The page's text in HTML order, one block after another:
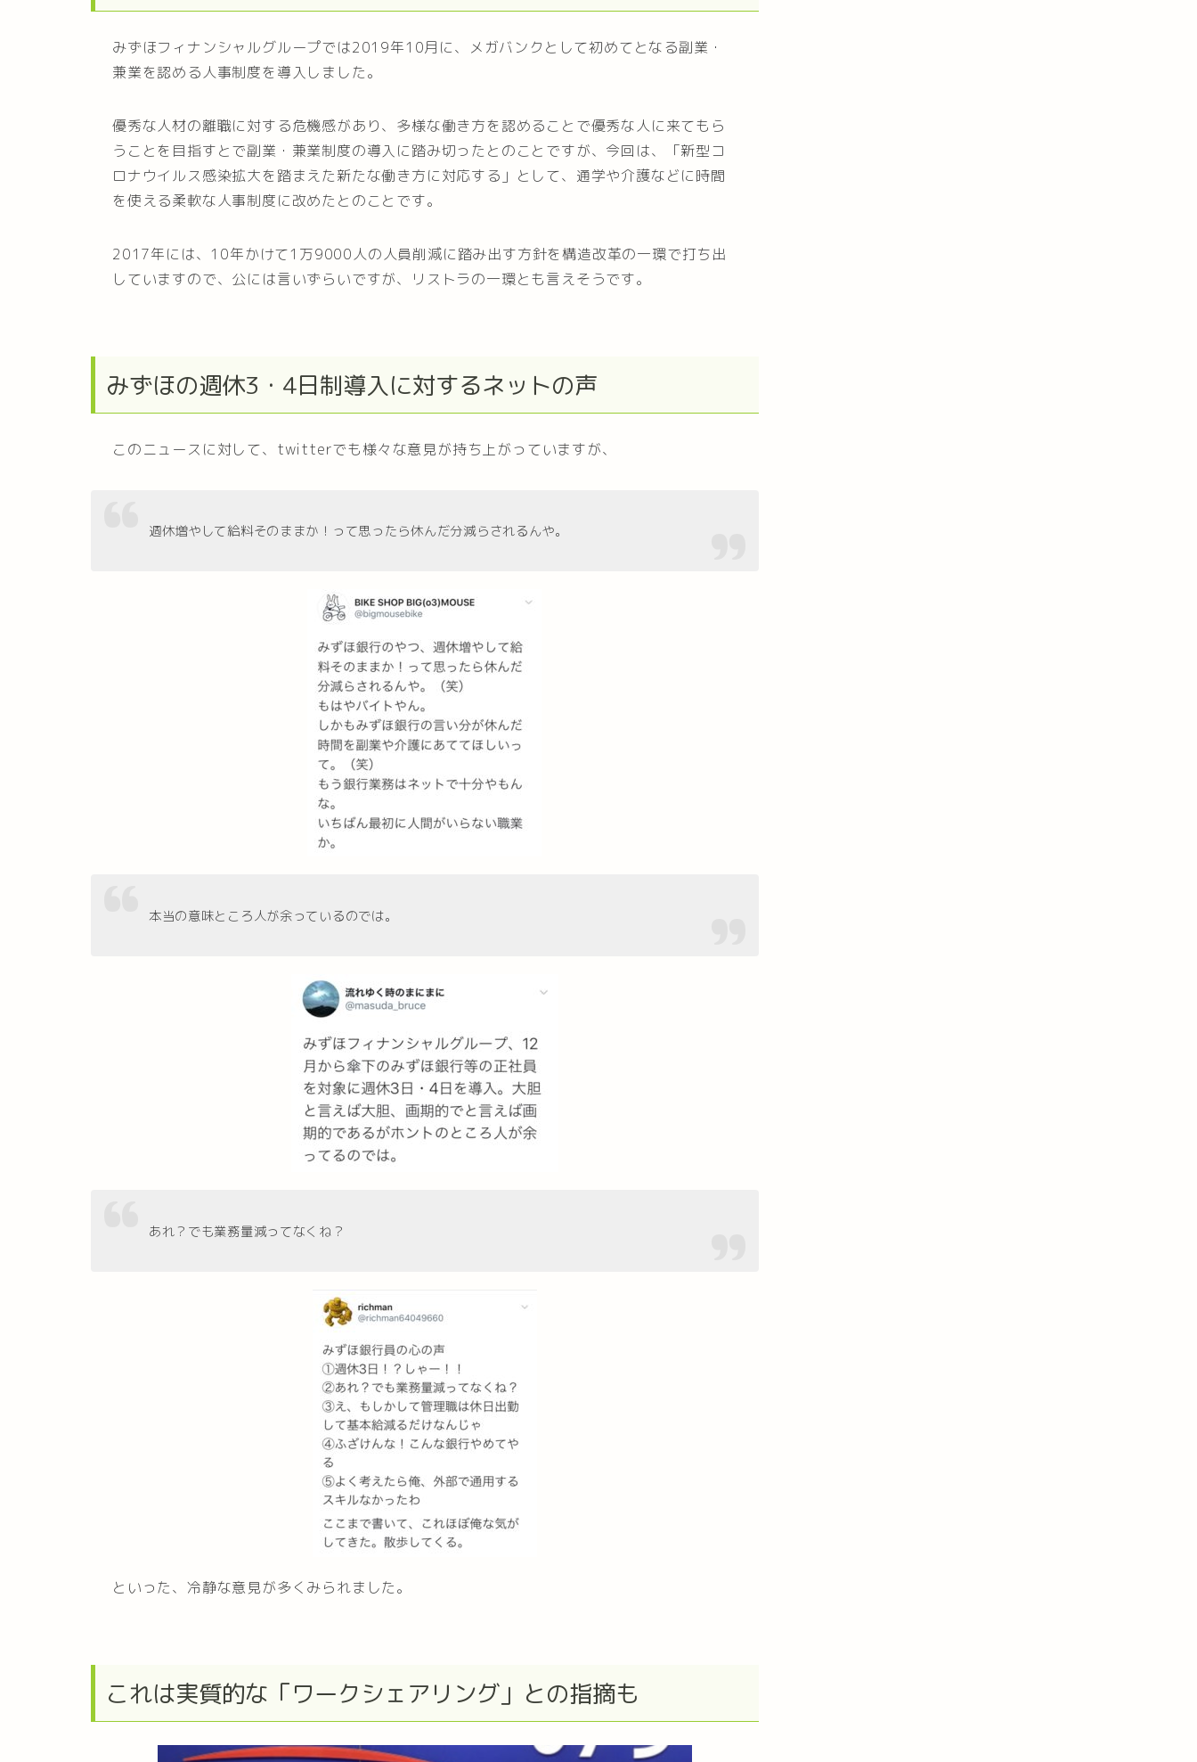
みずほフィナンシャルグループでは2019年10月に、メガバンクとして初めてとなる副業・
兼業を認める人事制度を導入しました。
優秀な人材の離職に対する危機感があり、多様な働き方を認めることで優秀な人に来てもら
うことを目指すとで副業・兼業制度の導入に踏み切ったとのことですが、今回は、「新型コ
ロナウイルス感染拡大を踏まえた新たな働き方に対応する」として、通学や介護などに時間
を使える柔軟な人事制度に改めたとのことです。
2017年には、10年かけて1万9000人の人員削減に踏み出す方針を構造改革の一環で打ち出
していますので、公には言いずらいですが、リストラの一環とも言えそうです。
みずほの週休3・4日制導入に対するネットの声
このニュースに対して、twitterでも様々な意見が持ち上がっていますが、
週休増やして給料そのままか！って思ったら休んだ分減らされるんや。
本当の意味ところ人が余っているのでは。
あれ？でも業務量減ってなくね？
といった、冷静な意見が多くみられました。
これは実質的な「ワークシェアリング」との指摘も